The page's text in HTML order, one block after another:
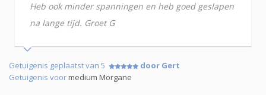
Heb ook minder spanningen en heb goed geslapen
na lange tijd. Groet G
Getuigenis geplaatst van 5
door Gert
Getuigenis voormedium Morgane